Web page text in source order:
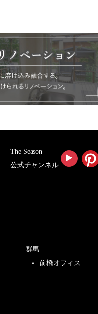
The Season
公式チャンネル
群馬
前橋オフィス